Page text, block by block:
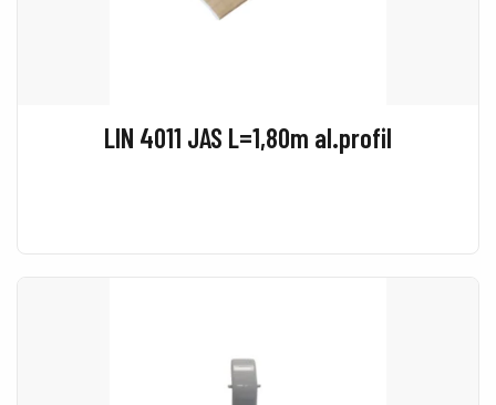
LIN 4011 JAS L=1,80m al.profil